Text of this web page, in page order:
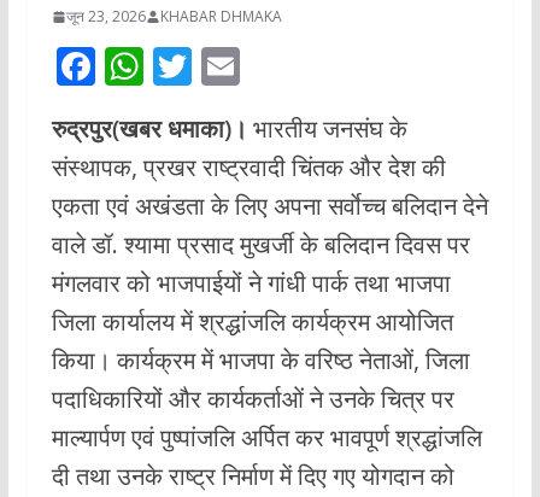
जून 23, 2026 KHABAR DHMAKA
F
e
b
o
o
k
W
at
s
A
p
p
T
itt
er
E
ai
l
रुद्रपुर(खबर धमाका)। भारतीय जनसंघ के
संस्थापक, प्रखर राष्ट्रवादी चिंतक और देश की
एकता एवं अखंडता के लिए अपना सर्वाेच्च बलिदान देने
वाले डॉ. श्यामा प्रसाद मुखर्जी के बलिदान दिवस पर
मंगलवार को भाजपाईयों ने गांधी पार्क तथा भाजपा
जिला कार्यालय में श्रद्धांजलि कार्यक्रम आयोजित
किया। कार्यक्रम में भाजपा के वरिष्ठ नेताओं, जिला
पदाधिकारियों और कार्यकर्ताओं ने उनके चित्र पर
माल्यार्पण एवं पुष्पांजलि अर्पित कर भावपूर्ण श्रद्धांजलि
दी तथा उनके राष्ट्र निर्माण में दिए गए योगदान को